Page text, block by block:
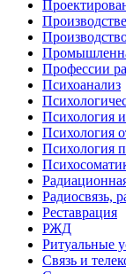
Профессии
Психоанализ
Психология
Психология
Психология
Радиосвязь,
Реставрация
РЖД
Ритуальные
Связь и